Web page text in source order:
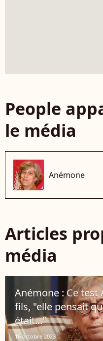
People
le média
Anémone
Articles
média
Anémone : Ce test
fils, "elle pensait
était..."
16 octobre 2023